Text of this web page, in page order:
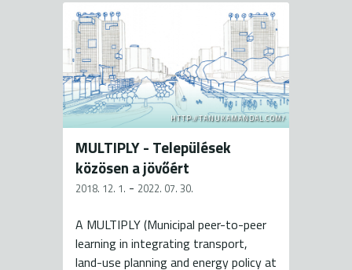
HTTP://TANUKAMANDAL.COM/
MULTIPLY - Települések
közösen a jövőért
2018. 12. 1. - 2022. 07. 30.
A MULTIPLY (Municipal peer-to-peer
learning in integrating transport,
land-use planning and energy policy at